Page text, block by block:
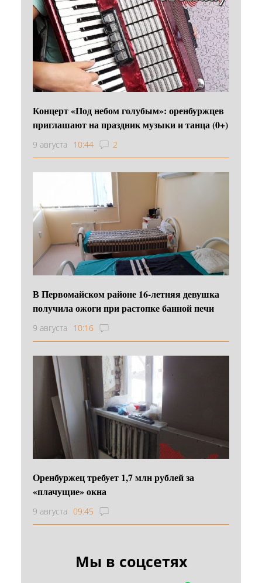
Концерт «Под небом голубым»: оренбуржцев
приглашают на праздник музыки и танца (0+)
9 августа 10:44 2
В Первомайском районе 16‑летняя девушка
получила ожоги при растопке банной печи
9 августа 10:16
Оренбуржец требует 1,7 млн рублей за
«плачущие» окна
9 августа 09:45
Мы в соцсетях